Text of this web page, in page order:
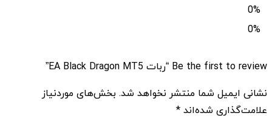
0%
0%
Be the first to review “ربات EA Black Dragon MT5”
نشانی ایمیل شما منتشر نخواهد شد. بخش‌های موردنیاز
علامت‌گذاری شده‌اند*